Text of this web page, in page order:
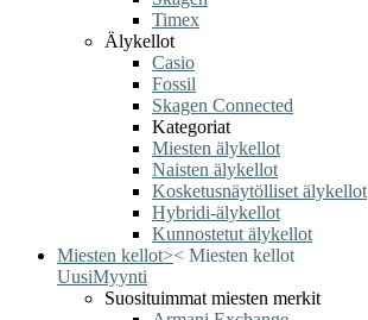
Timex
Älykellot
Casio
Fossil
Skagen Connected
Kategoriat
Miesten älykellot
Naisten älykellot
Kosketusnäytölliset älykellot
Hybridi-älykellot
Kunnostetut älykellot
Miesten kellot>< Miesten kellot
UusiMyynti
Suosituimmat miesten merkit